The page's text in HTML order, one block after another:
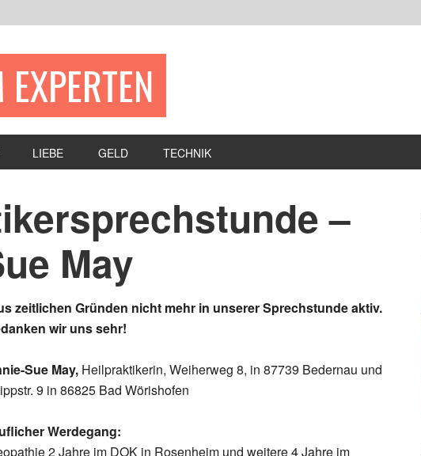
LIEBE GELD TECHNIK
–
May
zeitlichen Gründen nicht mehr in unserer Sprechstunde aktiv.
wir uns sehr!
Sue May, Heilpraktikerin, Weiherweg 8, in 87739 Bedernau und
9 in 86825 Bad Wörishofen
Werdegang:
2 Jahre im DOK in Rosenheim und weitere 4 Jahre im